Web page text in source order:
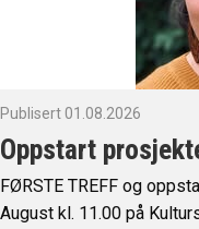
Publisert 01.08.2026
Oppstart
FØRSTE TREFF og
August kl. 11.00 på